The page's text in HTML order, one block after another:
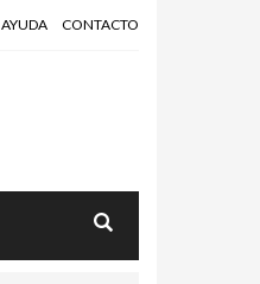
AYUDA CONTACTO